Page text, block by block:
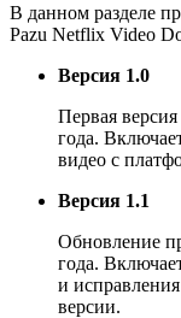
В данном разделе
Pazu Netflix Video
Версия 1.0
Первая
года.
видео с
Версия 1.1
Обновление
года.
и
версии.